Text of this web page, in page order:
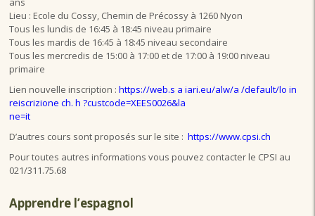
Lieu : Ecole du Cossy, Chemin de Précossy à 1260 Nyon
Tous les lundis de 16:45 à 18:45 niveau primaire
Tous les mardis de 16:45 à 18:45 niveau secondaire
Tous les mercredis de 15:00 à 17:00 et de 17:00 à 19:00 niveau
primaire
Lien nouvelle inscription :https://web.s a iari.eu/alw/a /default/lo in
reiscrizione ch. h ?custcode=XEES0026&la
ne=it
D’autres cours sont proposés sur le site :https://www.cpsi.ch
Pour toutes autres informations vous pouvez contacter le CPSI au
021/311.75.68
Apprendre l’espagnol